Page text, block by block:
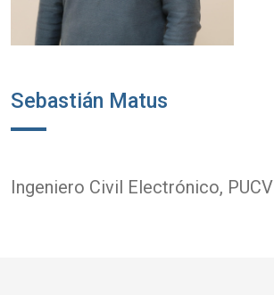
Sebastián Matus
Ingeniero Civil Electrónico, PUCV